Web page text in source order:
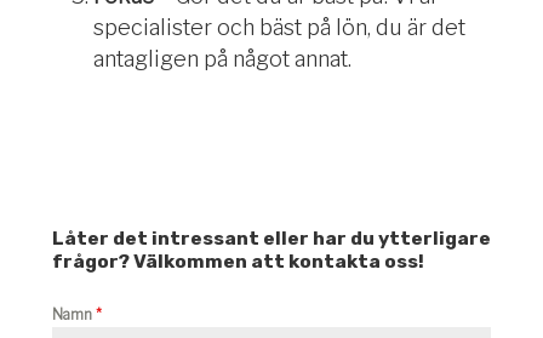
specialister och bäst på lön, du är det
antagligen på något annat.
Låter det intressant eller har du ytterligare
frågor? Välkommen att kontakta oss!
Namn *